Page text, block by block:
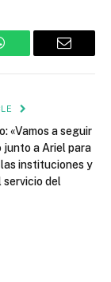
Email
«Vamos a seguir
junto a Ariel para
instituciones y
servicio del